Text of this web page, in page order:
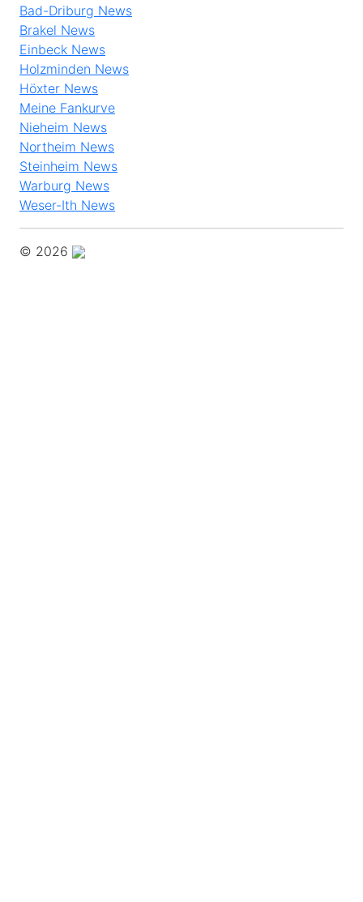
Bad-Driburg News
Brakel News
Einbeck News
Holzminden News
Höxter News
Meine Fankurve
Nieheim News
Northeim News
Steinheim News
Warburg News
Weser-Ith News
© 2026